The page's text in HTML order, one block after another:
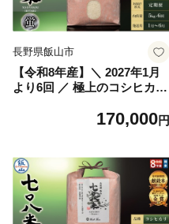
長野県飯山市
【令和8年産】＼ 2027年1月
より6回 ／ 極上のコシヒカリ
【蛍】定期便 5kg×6回 (By-0
170,000円